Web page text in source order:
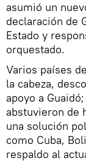
asumió un
declaración de
Estado y
orquestado.
Varios países
la cabeza,
apoyo a
abstuvieron de
una solución
como Cuba,
respaldo al